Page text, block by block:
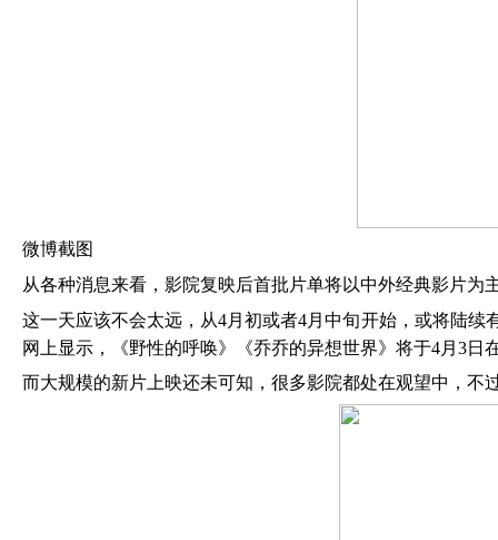
微博截图
从各种消息来看，影院复映后首批片单将以中外经典影片为
这一天应该不会太远，从4月初或者4月中旬开始，或将陆续
网上显示，《野性的呼唤》《乔乔的异想世界》将于4月3日
而大规模的新片上映还未可知，很多影院都处在观望中，不